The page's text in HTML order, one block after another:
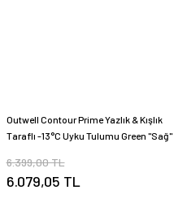
Outwell Contour Prime Yazlık & Kışlık
Taraflı -13°C Uyku Tulumu Green ''Sağ''
6.399,00 TL
6.079,05 TL